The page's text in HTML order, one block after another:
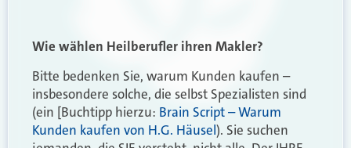
Wie wählen Heilberufler ihren Makler?
Bitte bedenken Sie, warum Kunden kaufen –
insbesondere solche, die selbst Spezialisten sind
(ein [Buchtipp hierzu: Brain Script – Warum
Kunden kaufen von H.G. Häusel). Sie suchen